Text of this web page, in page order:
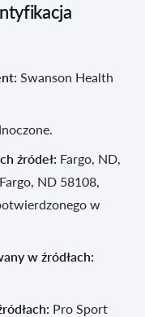
Swanson Health
źródeł: Fargo, ND,
ND 58108,
w
w źródłach:
Pro Sport